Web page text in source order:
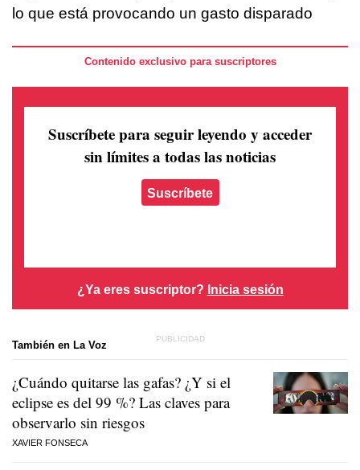
lo que está provocando un gasto disparado
Contenido exclusivo para suscriptores
Suscríbete para seguir leyendo y acceder
sin límites a todas las noticias
Suscríbete
¿Ya eres suscriptor? Inicia sesión
También en La Voz
¿Cuándo quitarse las gafas? ¿Y si el
eclipse es del 99 %? Las claves para
observarlo sin riesgos
XAVIER FONSECA